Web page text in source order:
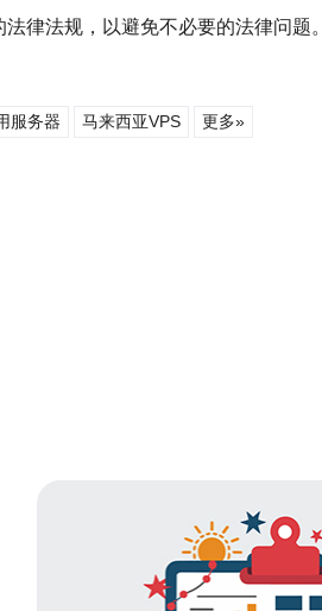
律法规，以避免不必要的法律问题。
服务器 马来西亚VPS 更多»